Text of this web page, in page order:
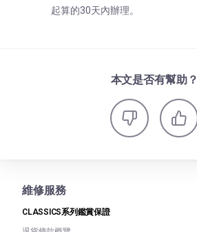
起算的30天內辦理。
本文是否有幫助？
維修服務
CLASSICS系列鑑賞保證